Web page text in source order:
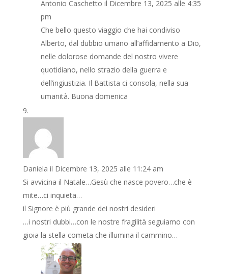
Antonio Caschetto il Dicembre 13, 2025 alle 4:35
pm
Che bello questo viaggio che hai condiviso
Alberto, dal dubbio umano all’affidamento a Dio,
nelle dolorose domande del nostro vivere
quotidiano, nello strazio della guerra e
dell’ingiustizia. Il Battista ci consola, nella sua
umanità. Buona domenica
Daniela il Dicembre 13, 2025 alle 11:24 am
Si avvicina il Natale…Gesù che nasce povero…che è
mite…ci inquieta…
il Signore è più grande dei nostri desideri
…i nostri dubbi…con le nostre fragilità seguiamo con
gioia la stella cometa che illumina il cammino…